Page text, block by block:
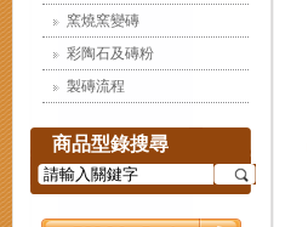
窯燒窯變磚
彩陶石及磚粉
製磚流程
商品型錄搜尋